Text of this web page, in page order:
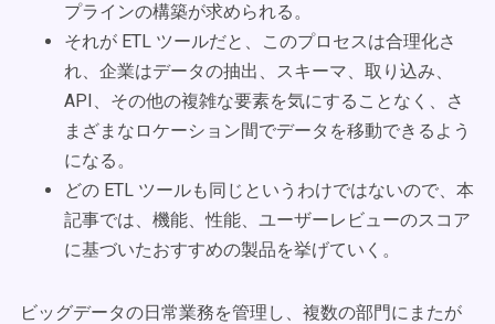
プラインの構築が求められる。
それが ETL ツールだと、このプロセスは合理化さ
れ、企業はデータの抽出、スキーマ、取り込み、
API、その他の複雑な要素を気にすることなく、さ
まざまなロケーション間でデータを移動できるよう
になる。
どの ETL ツールも同じというわけではないので、本
記事では、機能、性能、ユーザーレビューのスコア
に基づいたおすすめの製品を挙げていく。
ビッグデータの日常業務を管理し、複数の部門にまたが